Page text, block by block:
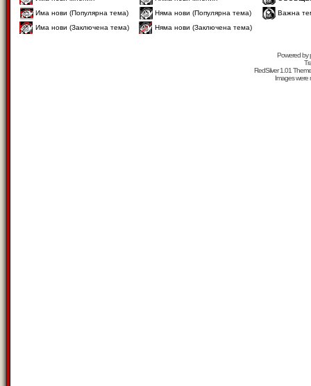
Има нови (Популярна тема)
Няма нови (Популярна тема)
Важна
Има нови (Заключена тема)
Няма нови (Заключена тема)
Powered by
RedSilver 1.01
Images were